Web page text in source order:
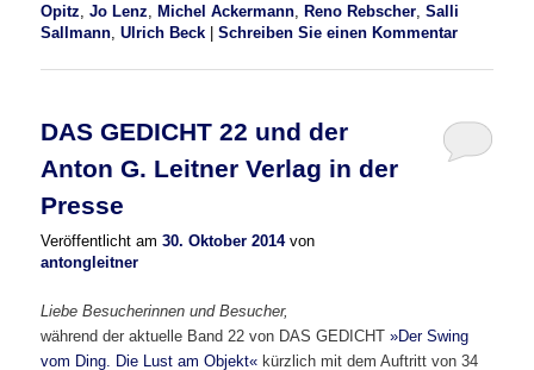
Opitz ,Jo Lenz Michel Ackermann Reno Rebscher ,Salli
Sallmann ,Ulrich Beck |Schreiben Sie einen Kommentar
DAS GEDICHT 22 und der
Anton G. Leitner Verlag in der
Presse
Veröffentlicht am30. Oktober 2014 von
antongleitner
Liebe Besucherinnen und Besucher,
während der aktuelle Band 22 von DAS GEDICHT»Der Swing
vom Ding. Die Lust am Objekt« kürzlich mit dem Auftritt von 34